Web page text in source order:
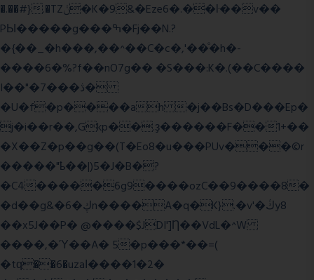
�.��#}.�TZݩ�K�9&�Eze6�.��ŀ��v��
PЫ�����g���ߒ�Fj��N.?
�{��_�h���,��^��C�c�,'��ͦ�h�-
����6�%?f��nO7 g�� �S���:K�.(��C����
I��"�7 ���ڎ�
�U�f�p����ah �j��Bs�D���Ep�
j�i��r��,Gkp��.ҙ������F��1+��
�X��Z�p��g��(T�Eo8�u���PUv���©r
�����"ҍ��|)5�J�B�?
�C4�����6g9����ozC��9����8�
�d��g&�6�ڮn����A�q�K}.�v'�ڭy8
��x5J��P� @����$JDI']Ƞ��VdL�^W
����,�Ύ��A� 5�p���*��=(
�tԛ��6�uzaІ����1�2�